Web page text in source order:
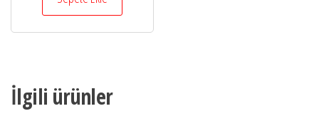
₺125,00.
İlgili ürünler